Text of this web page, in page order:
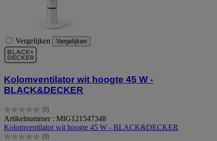
Vergelijken Vergelijken
Kolomventilator wit hoogte 45 W -
BLACK&DECKER
(0)
0.0
van
de
5
Artikelnummer : MIG121547348
Kolomventilator wit hoogte 45 W - BLACK&DECKER
(0)